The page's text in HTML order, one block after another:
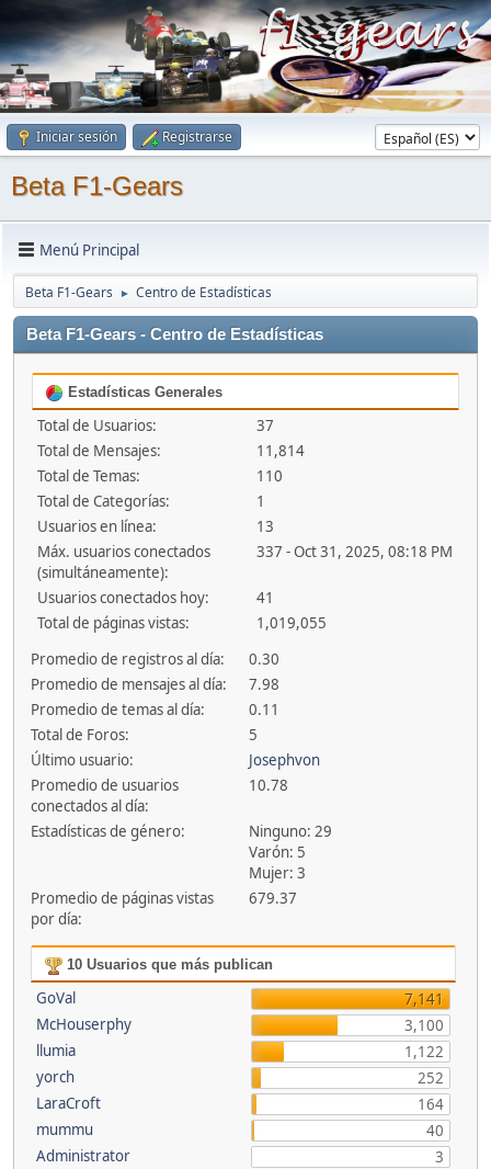
Iniciar sesión Registrarse
Beta F1-Gears
Menú Principal
Beta F1-Gears ► Centro de Estadísticas
Beta F1-Gears - Centro de Estadísticas
Estadísticas Generales
Total de Usuarios:
37
Total de Mensajes:
11,814
Total de Temas:
110
Total de Categorías:
1
Usuarios en línea:
13
Máx. usuarios conectados
(simultáneamente):
337 - Oct 31, 2025, 08:18 PM
Usuarios conectados hoy:
41
Total de páginas vistas:
1,019,055
Promedio de registros al día:
0.30
Promedio de mensajes al día:
7.98
Promedio de temas al día:
0.11
Total de Foros:
5
Último usuario:
Josephvon
Promedio de usuarios
conectados al día:
10.78
Estadísticas de género:
Ninguno: 29
Varón: 5
Mujer: 3
Promedio de páginas vistas
por día:
679.37
10 Usuarios que más publican
GoVal
7,141
McHouserphy
3,100
llumia
1,122
yorch
252
LaraCroft
164
mummu
40
Administrator
3